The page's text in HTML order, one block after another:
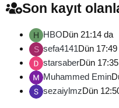
Son kayıt
H HBODün 21:14 da
S sefa4141Dün 17:49
starsaberDün
Muhammed Emin
sezaiylmzDün